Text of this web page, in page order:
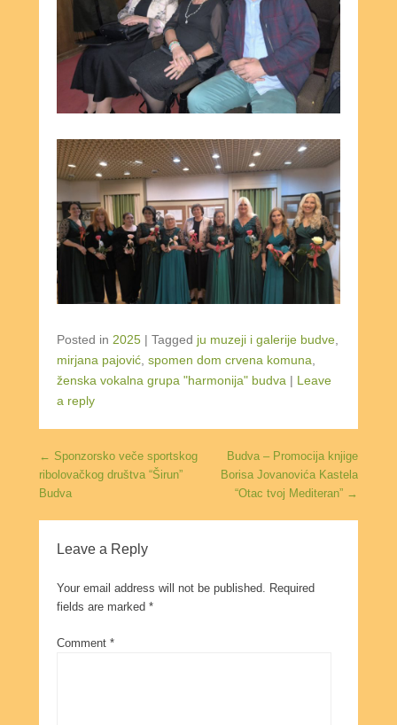
Posted in 2025 | Tagged ju muzeji i galerije budve,
mirjana pajović, spomen dom crvena komuna,
ženska vokalna grupa "harmonija" budva | Leave
a reply
Post navigation
← Sponzorsko veče sportskog
ribolovačkog društva “Širun”
Budva
Budva – Promocija knjige
Borisa Jovanovića Kastela
“Otac tvoj Mediteran” →
Leave a Reply
Your email address will not be published. Required
fields are marked *
Comment *